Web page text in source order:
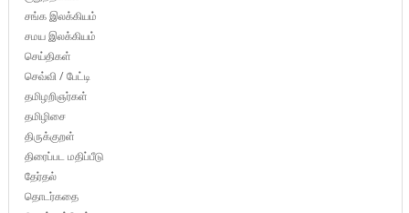
சங்க இலக்கியம்
சமய இலக்கியம்
செய்திகள்
செவ்வி / பேட்டி
தமிழறிஞர்கள்
தமிழிசை
திருக்குறள்
திரைப்பட மதிப்பீடு
தேர்தல்
தொடர்கதை